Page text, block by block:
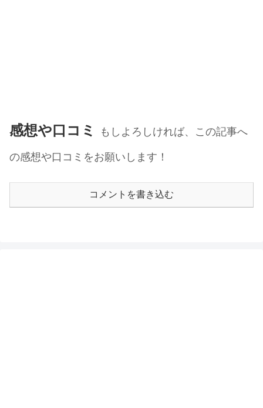
感想や口コミ
もしよろしければ、この記事へ
の感想や口コミをお願いします！
コメントを書き込む